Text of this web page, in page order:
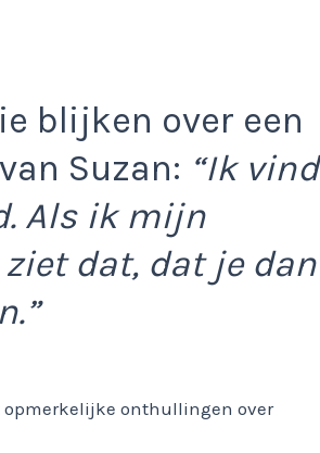
blijken over een
Suzan: “Ik vind
Als ik mijn
dat, dat je dan